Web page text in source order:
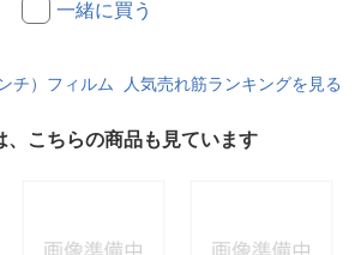
一緒に買う
チ）フィルム 人気売れ筋ランキングを見る
、こちらの商品も見ています